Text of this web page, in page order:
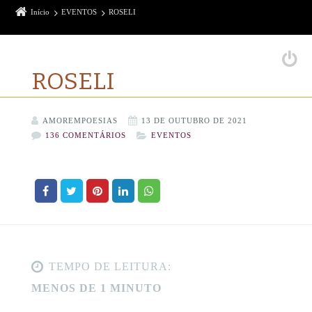
Início EVENTOS ROSELI
ROSELI
AMOREMPOESIAS
13 DE OUTUBRO DE 2021
136 COMENTÁRIOS
EVENTOS
TEMPO DE LEITURA:
MENOS DE 1 MINUTO